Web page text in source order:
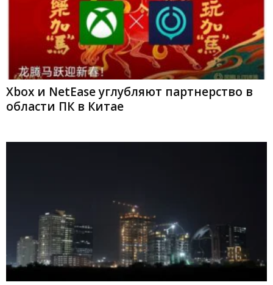
Xbox и NetEase углубляют партнерство в
области ПК в Китае